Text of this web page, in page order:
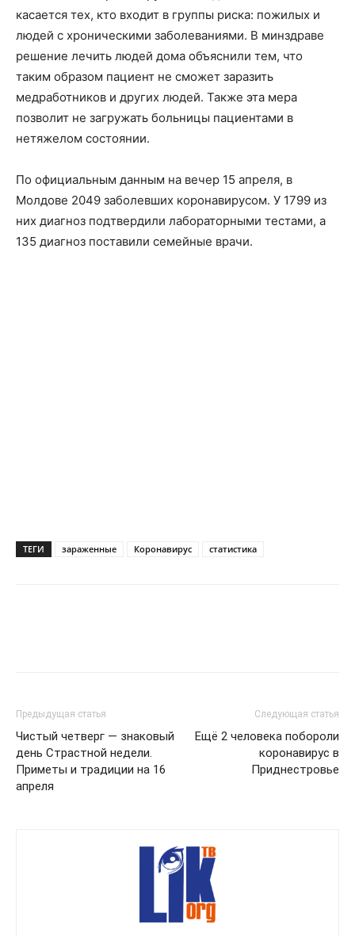
касается тех, кто входит в группы риска: пожилых и
людей с хроническими заболеваниями. В минздраве
решение лечить людей дома объяснили тем, что
таким образом пациент не сможет заразить
медработников и других людей. Также эта мера
позволит не загружать больницы пациентами в
нетяжелом состоянии.
По официальным данным на вечер 15 апреля, в
Молдове 2049 заболевших коронавирусом. У 1799 из
них диагноз подтвердили лабораторными тестами, а
135 диагноз поставили семейные врачи.
ТЕГИ зараженные Коронавирус статистика
Предыдущая статья
Чистый четверг — знаковый
день Страстной недели.
Приметы и традиции на 16
апреля
Следующая статья
Ещё 2 человека побороли
коронавирус в
Приднестровье